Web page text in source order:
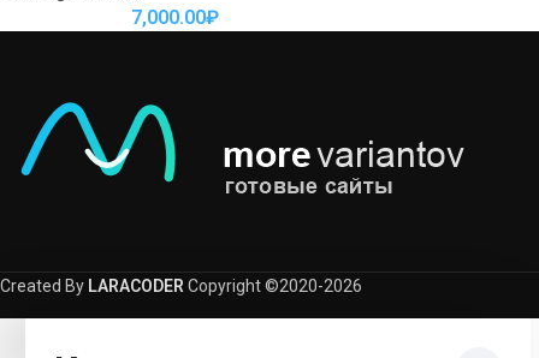
7,000.00₽
Created By LARACODER Copyright ©2020-2026